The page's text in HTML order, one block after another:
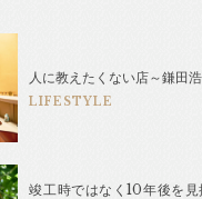
人に教えたくない店～鎌田
LIFESTYLE
竣工時ではなく10年後を